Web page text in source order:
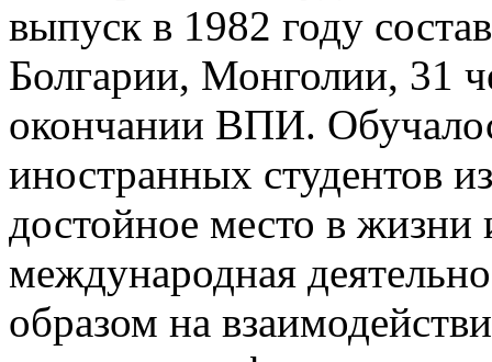
выпуск в 1982 году
Болгарии, Монголии, 31
окончании ВПИ.
иностранных студентов
достойное место в жизни
международная
образом на